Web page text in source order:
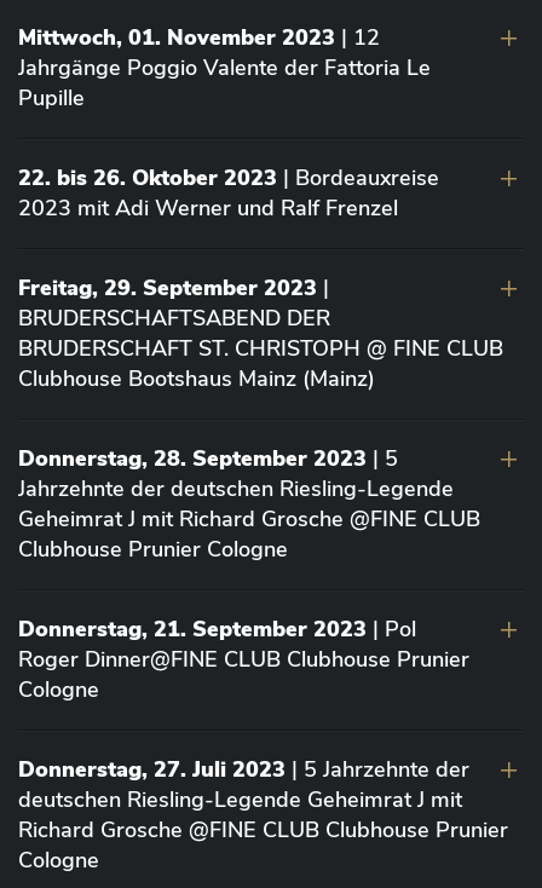
Mittwoch, 01. November 2023 | 12
Jahrgänge Poggio Valente der Fattoria Le
Pupille
22. bis 26. Oktober 2023 | Bordeauxreise
2023 mit Adi Werner und Ralf Frenzel
Freitag, 29. September 2023 |
BRUDERSCHAFTSABEND DER
BRUDERSCHAFT ST. CHRISTOPH @ FINE CLUB
Clubhouse Bootshaus Mainz (Mainz)
Donnerstag, 28. September 2023 | 5
Jahrzehnte der deutschen Riesling-Legende
Geheimrat J mit Richard Grosche @FINE CLUB
Clubhouse Prunier Cologne
Donnerstag, 21. September 2023 | Pol
Roger Dinner@FINE CLUB Clubhouse Prunier
Cologne
Donnerstag, 27. Juli 2023 | 5 Jahrzehnte der
deutschen Riesling-Legende Geheimrat J mit
Richard Grosche @FINE CLUB Clubhouse Prunier
Cologne